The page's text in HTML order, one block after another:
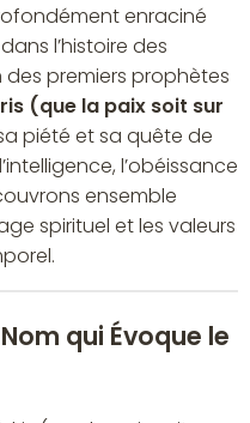
l’histoire des
des premiers prophètes
(que la paix soit sur
piété et sa quête de
l’obéissance
ensemble
spirituel et les valeurs
qui Évoque le